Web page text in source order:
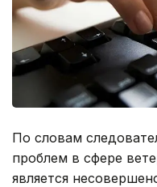
По словам
проблем в сфере
является